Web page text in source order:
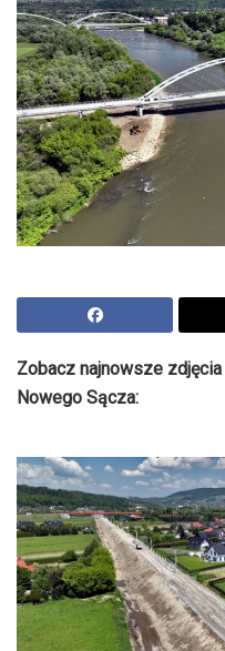
Zobacz najnowsze
Nowego Sącza: